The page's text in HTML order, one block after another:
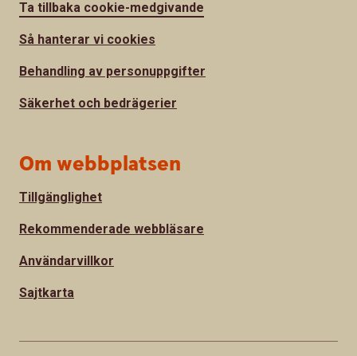
Ta tillbaka cookie-medgivande
Så hanterar vi cookies
Behandling av personuppgifter
Säkerhet och bedrägerier
Om webbplatsen
Tillgänglighet
Rekommenderade webbläsare
Användarvillkor
Sajtkarta